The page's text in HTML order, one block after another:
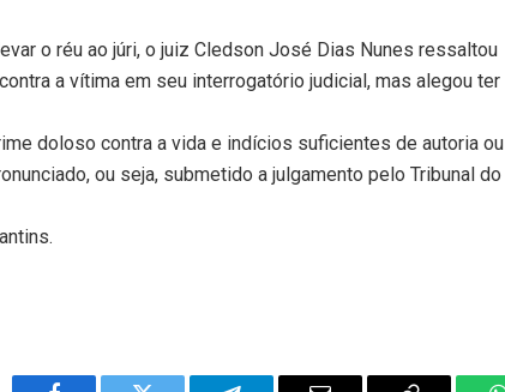
o réu ao júri, o juiz Cledson José Dias Nunes ressaltou
a vítima em seu interrogatório judicial, mas alegou ter
doloso contra a vida e indícios suficientes de autoria ou
ou seja, submetido a julgamento pelo Tribunal do